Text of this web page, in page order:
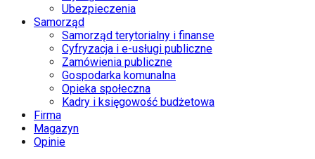
Ubezpieczenia
Samorząd
Samorząd terytorialny i finanse
Cyfryzacja i e-usługi publiczne
Zamówienia publiczne
Gospodarka komunalna
Opieka społeczna
Kadry i księgowość budżetowa
Firma
Magazyn
Opinie